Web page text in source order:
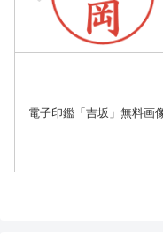
電子印鑑「吉坂」無料画